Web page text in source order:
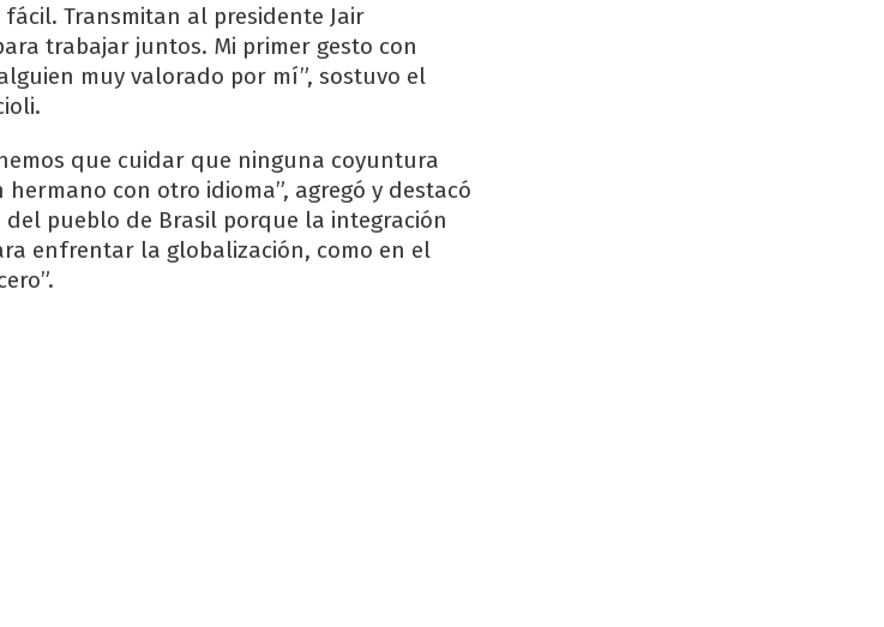
fácil. Transmitan al presidente Jair
trabajar juntos. Mi primer gesto con
muy valorado por mí”, sostuvo el
que cuidar que ninguna coyuntura
con otro idioma”, agregó y destacó
pueblo de Brasil porque la integración
enfrentar la globalización, como en el